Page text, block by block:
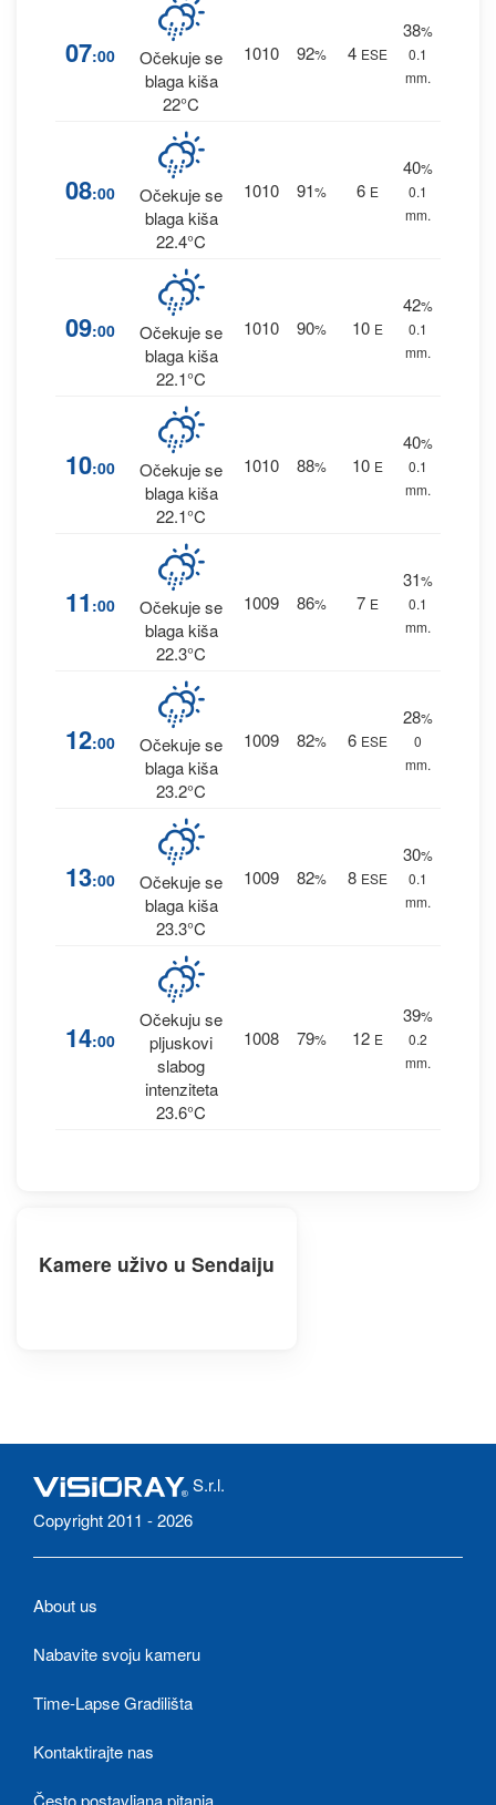
07:00
Očekuje se
blaga kiša
22°C
1010 92% 4 ESE
38%
0.1
mm.
08:00
Očekuje se
blaga kiša
22.4°C
1010 91% 6 E
40%
0.1
mm.
09:00
Očekuje se
blaga kiša
22.1°C
1010 90% 10 E
42%
0.1
mm.
10:00
Očekuje se
blaga kiša
22.1°C
1010 88% 10 E
40%
0.1
mm.
11 :00
Očekuje se
blaga kiša
22.3°C
1009 86% 7 E
31%
0.1
mm.
12:00
Očekuje se
blaga kiša
23.2°C
1009 82% 6 ESE
28%
0
mm.
13:00
Očekuje se
blaga kiša
23.3°C
1009 82% 8 ESE
30%
0.1
mm.
14:00
Očekuju se
pljuskovi
slabog
intenziteta
23.6°C
1008 79% 12 E
39%
0.2
mm.
Kamere uživo u Sendaiju
S.r.l.
Copyright 2011 - 2026
About us
Nabavite svoju kameru
Time-Lapse Gradilišta
Kontaktirajte nas
Često postavljana pitanja